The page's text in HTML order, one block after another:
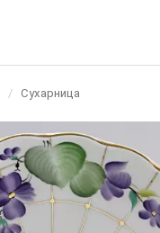
/ Сухарница